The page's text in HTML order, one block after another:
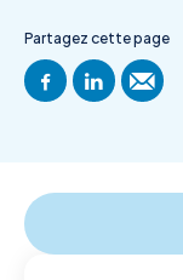
Partagez cette page